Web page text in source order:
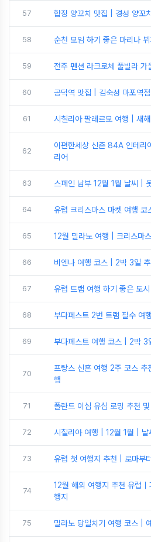
57 합정 양꼬치 맛집 | 경성 양꼬
58 순천 모임 하기 좋은 마리나
59 전주 펜션 라크로체 풀빌라 가
60 공덕역 맛집 | 김숙성 마포역
61 시칠리아 팔레르모 여행 | 새
62
이편한세상 신촌 84A 인테리
리어
63 스페인 남부 12월 1월 날씨 |
64 유럽 크리스마스 마켓 여행 코
65 12월 밀라노 여행 | 크리스마
66 비엔나 여행 코스 | 2박 3일
67 유럽 트램 여행 하기 좋은 도
68 부다페스트 2번 트램 필수 여
69 부다페스트 여행 코스 | 2박 3
70
프랑스 신혼 여행 2주 코스
행
71 폴란드 이심 유심 로밍 추천
72 시칠리아 여행 | 12월 1월 | 날
73 유럽 첫 여행지 추천 | 로마부
74
12월 해외 여행지 추천 유럽
행지
75 밀라노 당일치기 여행 코스 |